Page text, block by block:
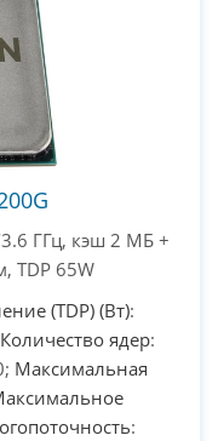
3.6 ГГц, кэш 2 МБ +
TDP 65W
(TDP) (Вт):
Количество ядер:
Максимальная
: